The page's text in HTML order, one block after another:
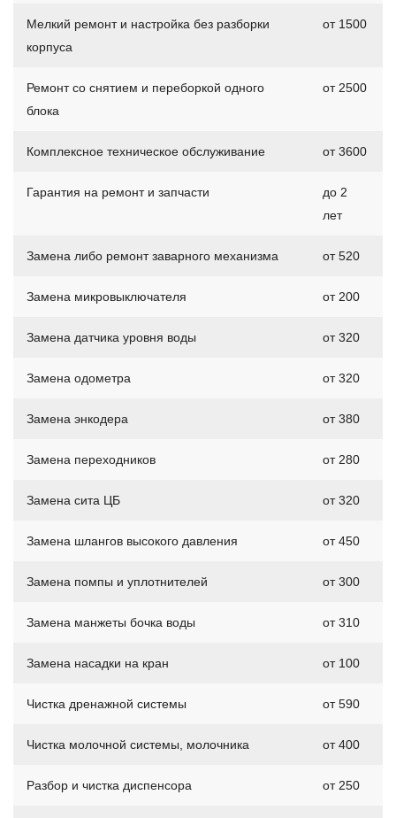
Мелкий ремонт и настройка без разборки
корпуса
от 1500
Ремонт со снятием и переборкой одного
блока
от 2500
Комплексное техническое обслуживание от 3600
Гарантия на ремонт и запчасти
до 2
лет
Замена либо ремонт заварного механизма от 520
Замена микровыключателя от 200
Замена датчика уровня воды от 320
Замена одометра от 320
Замена энкодера от 380
Замена переходников от 280
Замена сита ЦБ от 320
Замена шлангов высокого давления от 450
Замена помпы и уплотнителей от 300
Замена манжеты бочка воды от 310
Замена насадки на кран от 100
Чистка дренажной системы от 590
Чистка молочной системы, молочника от 400
Разбор и чистка диспенсора от 250